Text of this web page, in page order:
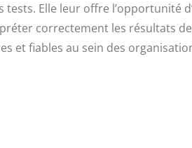
tests. Elle leur offre l’opportunité
correctement les résultats
et fiables au sein des